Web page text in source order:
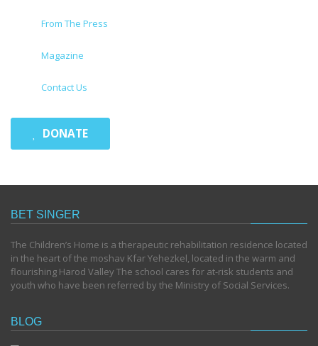
From The Press
Magazine
Contact Us
DONATE
BET SINGER
The Children’s Home is a therapeutic rehabilitation residence located
in the heart of the moshav Kfar Yehezkel, located in the warm and
flourishing Harod Valley The school cares for at-risk students and
youth who have been referred by the Ministry of Social Services.
BLOG